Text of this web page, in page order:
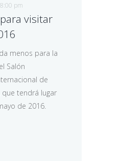
pm
visitar
menos para la
Salón
de
que tendrá lugar
de 2016.